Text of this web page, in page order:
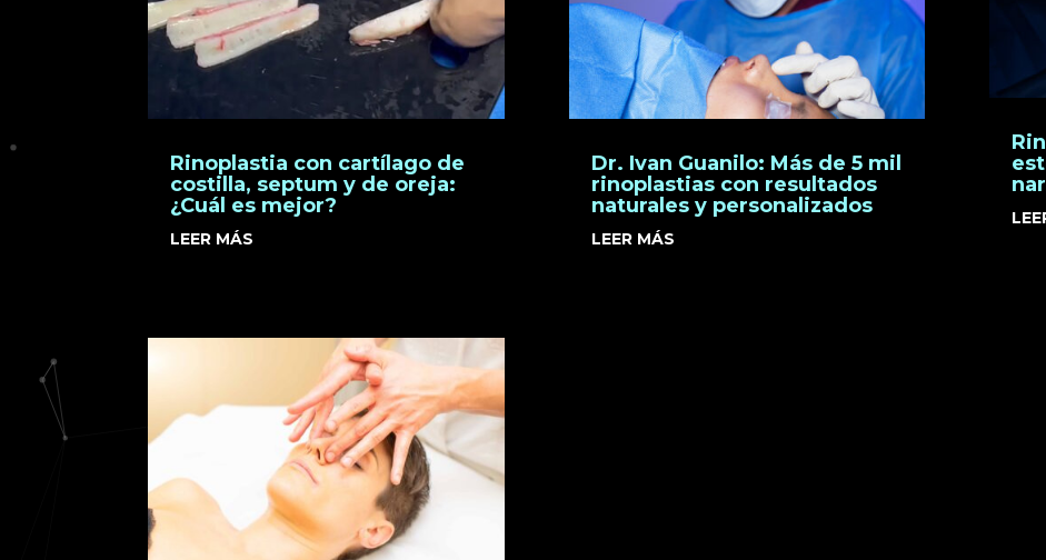
Rinoplastia con cartílago de
costilla, septum y de oreja:
¿Cuál es mejor?
LEER MÁS
Dr. Ivan Guanilo: Más de 5 mil
rinoplastias con resultados
naturales y personalizados
LEER MÁS